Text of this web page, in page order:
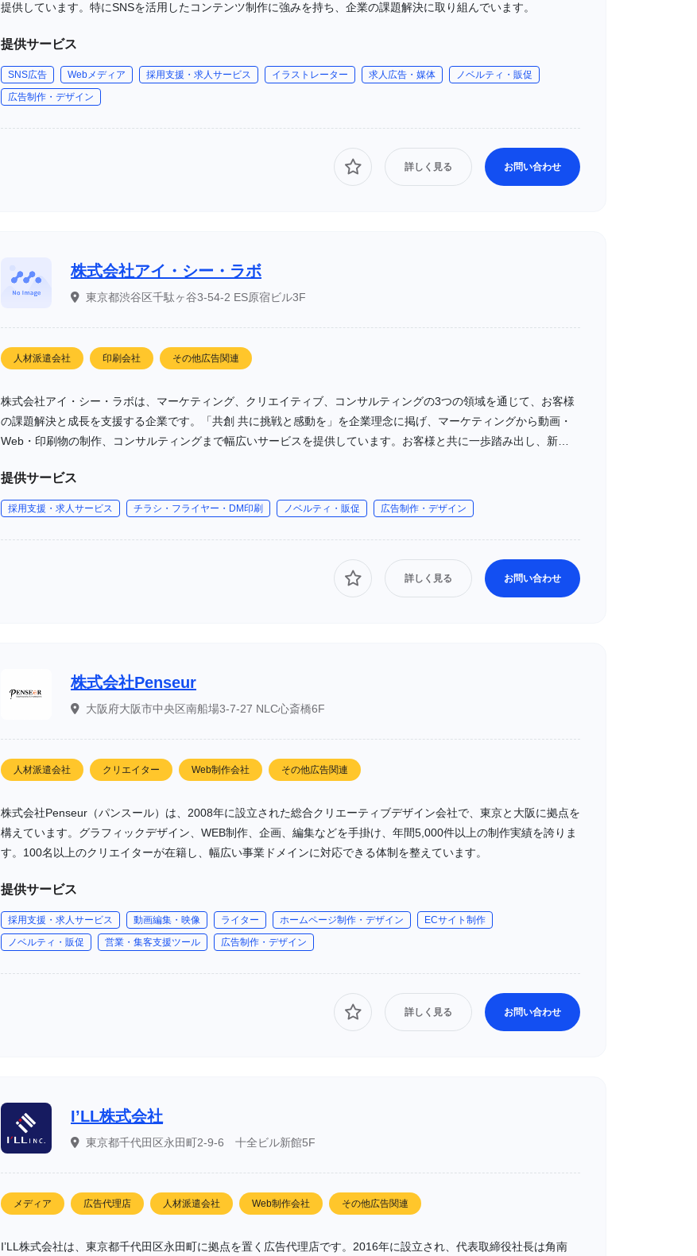
提供しています。特にSNSを活用したコンテンツ制作に強みを持ち、企業の課題解決に取り組んでいます。
提供サービス
SNS広告 Webメディア 採用支援・求人サービス イラストレーター 求人広告・媒体
ノベルティ・販促
広告制作・デザイン
詳しく見る お問い合わせ
株式会社アイ・シー・ラボ
東京都渋谷区千駄ヶ谷3-54-2 ES原宿ビル3F
人材派遣会社 印刷会社 その他広告関連
株式会社アイ・シー・ラボは、マーケティング、クリエイティブ、コンサルティングの3つの領域を通じて、お客様
の課題解決と成長を支援する企業です。「共創 共に挑戦と感動を」を企業理念に掲げ、マーケティングから動画・
Web・印刷物の制作、コンサルティングまで幅広いサービスを提供しています。お客様と共に一歩踏み出し、新しい
提供サービス
採用支援・求人サービス チラシ・フライヤー・DM印刷 ノベルティ・販促 広告制作・デザイン
詳しく見る お問い合わせ
株式会社Penseur
大阪府大阪市中央区南船場3-7-27 NLC心斎橋6F
人材派遣会社 クリエイター Web制作会社 その他広告関連
株式会社Penseur（パンスール）は、2008年に設立された総合クリエーティブデザイン会社で、東京と大阪に拠点を
構えています。グラフィックデザイン、WEB制作、企画、編集などを手掛け、年間5,000件以上の制作実績を誇りま
す。100名以上のクリエイターが在籍し、幅広い事業ドメインに対応できる体制を整えています。
提供サービス
採用支援・求人サービス 動画編集・映像 ライター ホームページ制作・デザイン
ECサイト制作
ノベルティ・販促
営業・集客支援ツール 広告制作・デザイン
詳しく見る お問い合わせ
I’LL株式会社
東京都千代田区永田町2-9-6 十全ビル新館5F
メディア 広告代理店 人材派遣会社 Web制作会社 その他広告関連
I’LL株式会社は、東京都千代田区永田町に拠点を置く広告代理店です。2016年に設立され、代表取締役社長は角南